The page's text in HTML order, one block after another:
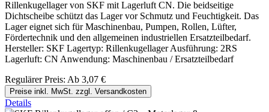
Rillenkugellager von SKF mit Lagerluft CN. Die beidseitige
Dichtscheibe schützt das Lager vor Schmutz und Feuchtigkeit. Das
Lager eignet sich für Maschinenbau, Pumpen, Rollen, Lüfter,
Fördertechnik und den allgemeinen industriellen Ersatzteilbedarf.
Hersteller: SKF Lagertyp: Rillenkugellager Ausführung: 2RS
Lagerluft: CN Anwendung: Maschinenbau / Ersatzteilbedarf
Regulärer Preis: Ab 3,07 €
Preise inkl. MwSt. zzgl. Versandkosten
Details